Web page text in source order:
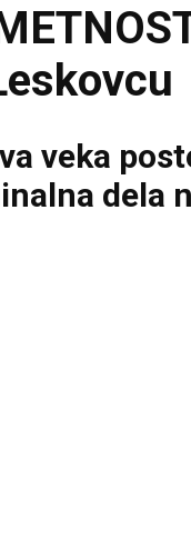
veka
dela